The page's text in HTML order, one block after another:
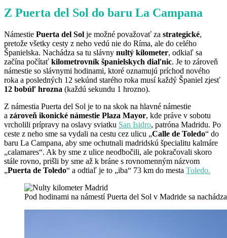
Z Puerta del Sol do baru La Campana
Námestie Puerta del Sol je možné považovať za strategické,
pretože všetky cesty z neho vedú nie do Ríma, ale do celého
Španielska. Nachádza sa tu slávny nultý kilometer, odkiaľ sa
začína počítať kilometrovník španielskych diaľnic. Je to zároveň
námestie so slávnymi hodinami, ktoré oznamujú príchod nového
roka a posledných 12 sekúnd starého roka musí každý Španiel zjesť
12 bobúľ hrozna (každú sekundu 1 hrozno).
Z námestia Puerta del Sol je to na skok na hlavné námestie
a zároveň ikonické námestie Plaza Mayor, kde práve v sobotu
vrcholili prípravy na oslavy sviatku San Isidro, patróna Madridu. Po
ceste z neho sme sa vydali na cestu cez ulicu „Calle de Toledo“ do
baru La Campana, aby sme ochutnali madridskú špecialitu kalmáre
„calamares“. Ak by sme z ulice neodbočili, ale pokračovali skoro
stále rovno, prišli by sme až k bráne s rovnomenným názvom
„Puerta de Toledo“ a odtiaľ je to „iba“ 73 km do mesta Toledo.
Pod hodinami na námestí Puerta del Sol v Madride sa